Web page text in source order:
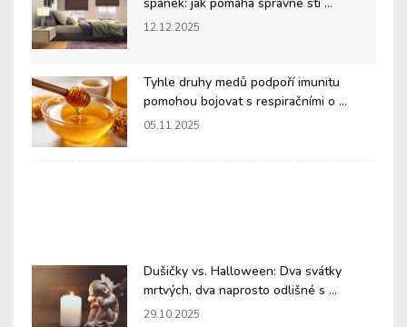
spánek: jak pomáhá správné stí ...
12.12.2025
Tyhle druhy medů podpoří imunitu
pomohou bojovat s respiračními o ...
05.11.2025
Dušičky vs. Halloween: Dva svátky
mrtvých, dva naprosto odlišné s ...
29.10.2025